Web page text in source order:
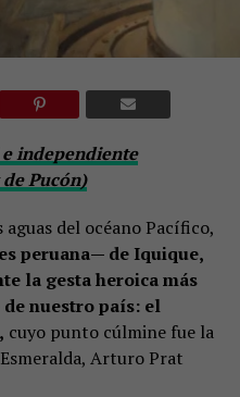
independiente
Pucón)
aguas del océano Pacífico,
peruana— de Iquique,
la gesta heroica más
nuestro país: el
cuyo punto cúlmine fue la
Arturo Prat